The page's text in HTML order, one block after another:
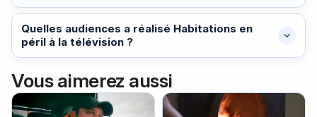
Quelles audiences a réalisé Habitations en
péril à la télévision ?
Vous aimerez aussi